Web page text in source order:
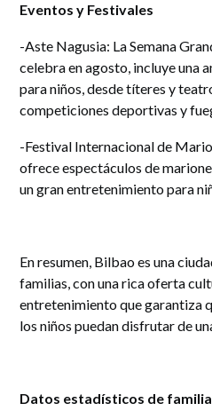
Eventos y Festivales
-Aste Nagusia: La Semana
celebra en agosto, incluye una
para niños, desde títeres y
competiciones deportivas y
-Festival Internacional de
ofrece espectáculos de
un gran entretenimiento para
En resumen, Bilbao es una
familias, con una rica oferta
entretenimiento que garantiza
los niños puedan disfrutar de
Datos estadísticos de